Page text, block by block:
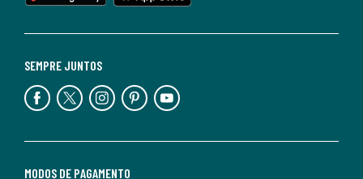
MODOS DE PAGAMENTO
SEMPRE JUNTOS